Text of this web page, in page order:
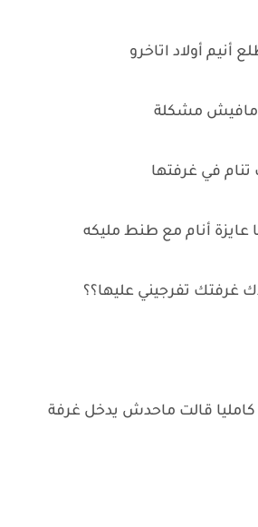
أنيم أولاد اتاخرو
مافيش مشكلة
تنام في غرفتها
عايزة أنام مع طنط مليكه
غرفتك تفرجيني عليها؟؟
كامليا قالت ماحدش يدخل غرفة